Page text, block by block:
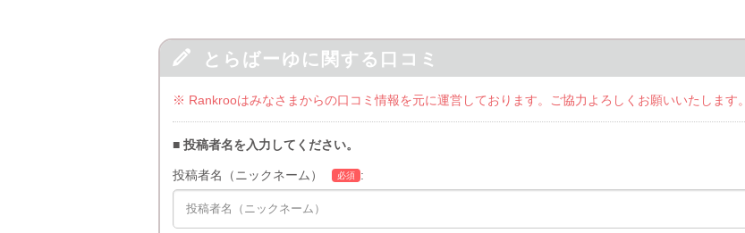
 とらばーゆに関する口コミ
※ Rankrooはみなさまからの口コミ情報を元に運営しております。ご協力よろしくお願いいたします。
■ 投稿者名を入力してください。
投稿者名（ニックネーム） 必須 :